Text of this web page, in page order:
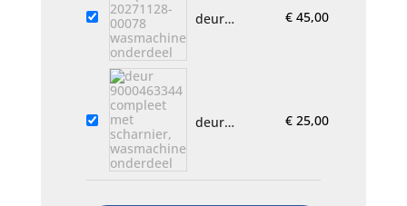
deur
€45,00
deur
met
€25,00